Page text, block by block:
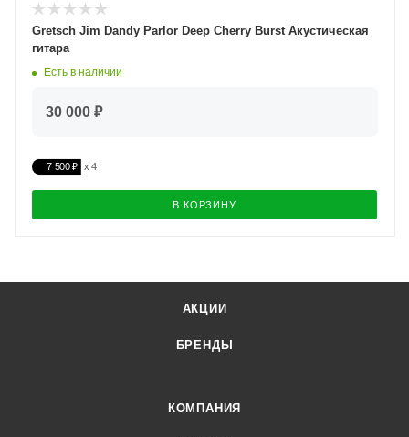
Gretsch Jim Dandy Parlor Deep Cherry Burst Акустическая
гитара
Есть в наличии
30 000 ₽
7 500 ₽
В КОРЗИНУ
АКЦИИ
БРЕНДЫ
КОМПАНИЯ